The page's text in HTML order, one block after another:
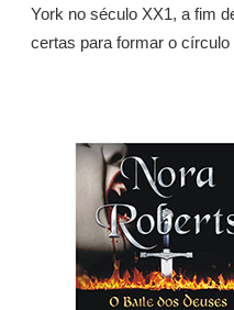
York no século XX1, a fim
certas para formar o círculo